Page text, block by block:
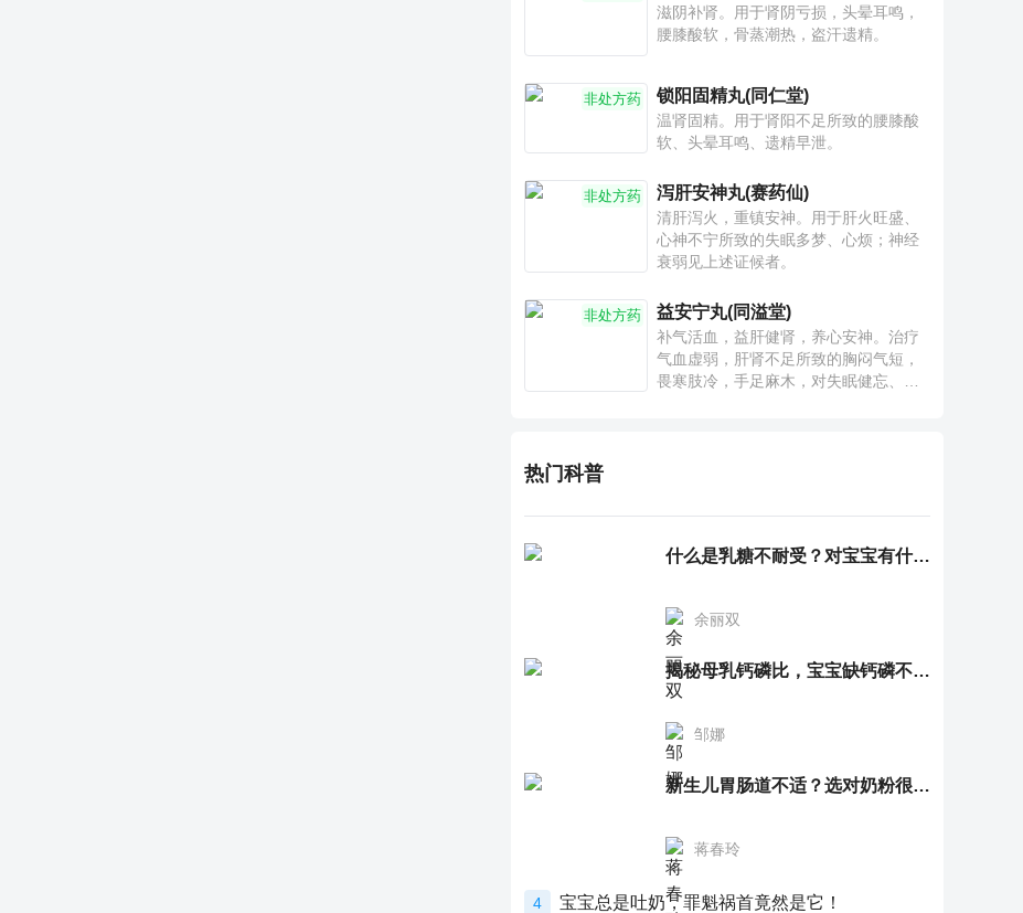
滋阴补肾。用于肾阴亏损，头晕耳鸣，
腰膝酸软，骨蒸潮热，盗汗遗精。
非处方药 锁阳固精丸(同仁堂)
温肾固精。用于肾阳不足所致的腰膝酸
软、头晕耳鸣、遗精早泄。
非处方药 泻肝安神丸(赛药仙)
清肝泻火，重镇安神。用于肝火旺盛、
心神不宁所致的失眠多梦、心烦；神经
衰弱见上述证候者。
非处方药 益安宁丸(同溢堂)
补气活血，益肝健肾，养心安神。治疗
气血虚弱，肝肾不足所致的胸闷气短，
畏寒肢冷，手足麻木，对失眠健忘、神
热门科普
什么是乳糖不耐受？对宝宝有什么影响？
余丽双
揭秘母乳钙磷比，宝宝缺钙磷不再愁
邹娜
新生儿胃肠道不适？选对奶粉很重要！
蒋春玲
4 宝宝总是吐奶，罪魁祸首竟然是它！